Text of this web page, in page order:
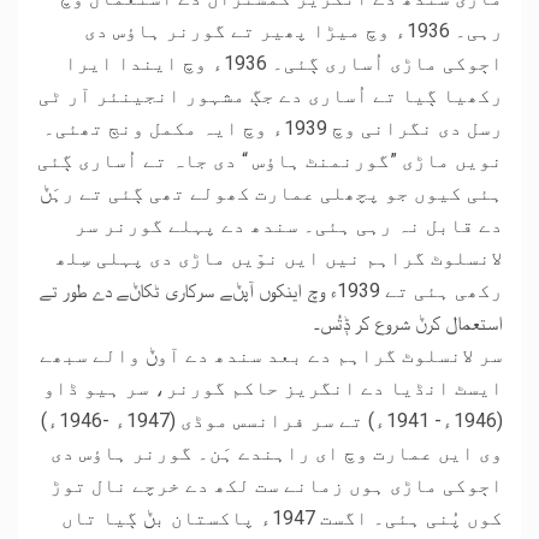
رہی۔ 1936ء وچ میڑا پھیر تے گورنر ہاﺅس دی
اڄوکی ماڑی اُساری ڳئی۔ 1936ء وچ ایندا ایرا
رکھیا ڳیا تے اُساری دے جڳ مشہور انجینئر آر ٹی
رسل دی نگرانی وچ 1939ء وچ ایہ مکمل ونڄ تھئی۔
نویں ماڑی ”گورنمنٹ ہاؤس “ دی جاہ تے اُساری ڳئی
ہئی کیوں جو پچھلی عمارت کھولے تھی ڳئی تے رہَݨ
دے قابل نہ رہی ہئی۔ سندھ دے پہلے گورنر سر
لانسلوٹ گراہم نیں ایں نوّیں ماڑی دی پہلی سِلھ
رکھی ہئی تے 1939ء وچ اینکوں آپݨے سرکاری ٹکاݨے دے طور تے
استعمال کرݨ شروع کر ݙتُس۔
سر لانسلوٹ گراہم دے بعد سندھ دے آوݨ والے سبھے
ایسٹ انڈیا دے انگریز حاکم گورنر، سر ہیو ڈاو
(1946ء- 1941ء) تے سر فرانسس موڈی (1947ء -1946ء)
وی ایں عمارت وچ ای راہندے ہَن۔ گورنر ہاﺅس دی
اڄوکی ماڑی ہوں زمانے ست لکھ دے خرچے نال توڑ
کوں پُنی ہئی۔ اگست 1947ء پاکستان بݨ ڳیا تاں